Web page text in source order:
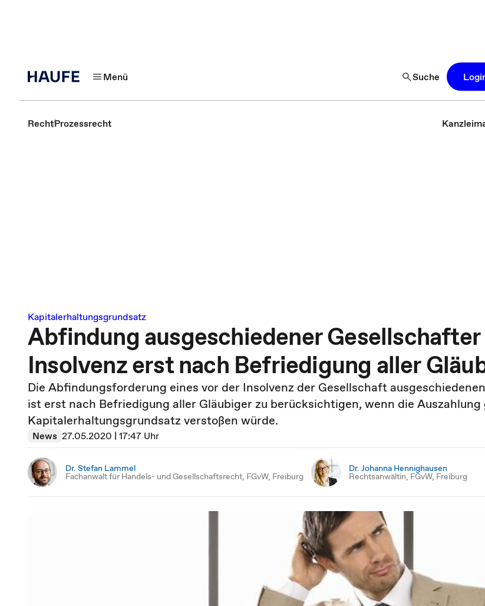
Menü Suche
RechtProzessrecht
Kapitalerhaltungsgrundsatz
Abfindung ausgeschiedener
Insolvenz erst nach Befriedigung aller
Die Abfindungsforderung eines vor der Insolvenz der Gesellschaft
ist erst nach Befriedigung aller Gläubiger zu berücksichtigen, wenn die Auszahlung
Kapitalerhaltungsgrundsatz verstoßen würde.
News 27.05.2020 | 17:47 Uhr
Dr. Stefan Lammel
Fachanwalt für Handels- und Gesellschaftsrecht, FGvW, Freiburg
Dr. Johanna Hennighausen
Rechtsanwältin, FGvW, Freiburg